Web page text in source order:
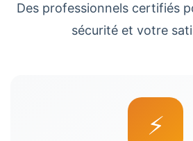
Des professionnels certifiés
sécurité et votre
⚡